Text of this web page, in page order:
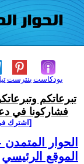
بنترست بودكاست
تبرعاتكم
فشاركونا في
[اشترك
الحوار المتمدن
الموقع الرئيسي